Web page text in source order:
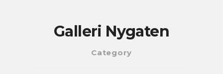
Galleri Nygaten
Category